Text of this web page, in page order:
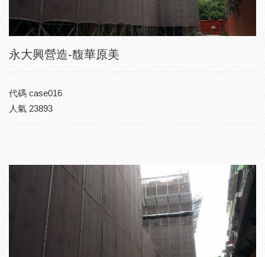
永大興營造-馥華原美
代碼 case016
人氣 23893